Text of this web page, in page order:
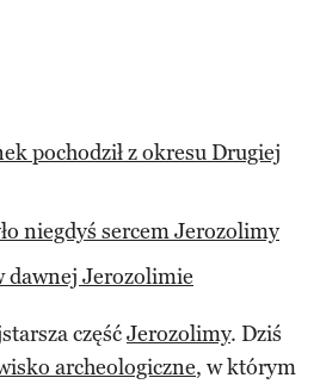
pochodził z okresu Drugiej
niegdyś sercem Jerozolimy
dawnej Jerozolimie
częśćJerozolimy. Dziś
archeologiczne, w którym